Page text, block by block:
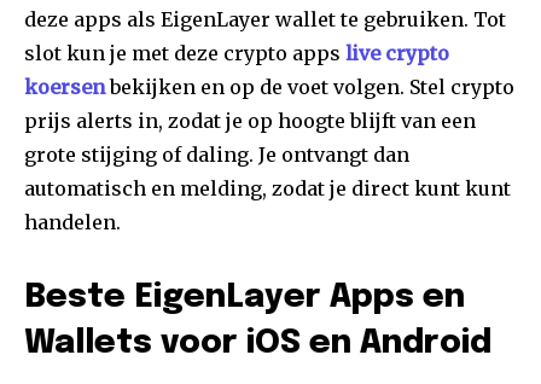
deze apps als EigenLayer wallet te gebruiken. Tot
slot kun je met deze crypto apps live crypto
koersenbekijken en op de voet volgen. Stel crypto
prijs alerts in, zodat je op hoogte blijft van een
grote stijging of daling. Je ontvangt dan
automatisch en melding, zodat je direct kunt kunt
handelen.
Beste EigenLayer Apps en
Wallets voor iOS en Android